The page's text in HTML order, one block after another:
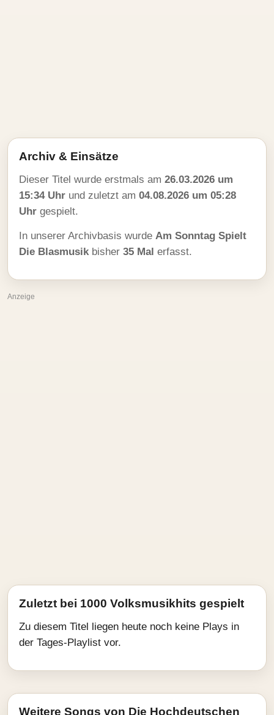
Archiv & Einsätze
Dieser Titel wurde erstmals am 26.03.2026 um
15:34 Uhr und zuletzt am 04.08.2026 um 05:28
Uhr gespielt.
In unserer Archivbasis wurde Am Sonntag Spielt
Die Blasmusikbisher 35 Mal erfasst.
Anzeige
Zuletzt bei 1000 Volksmusikhits gespielt
Zu diesem Titel liegen heute noch keine Plays in
der Tages-Playlist vor.
Weitere Songs von Die Hochdeutschen